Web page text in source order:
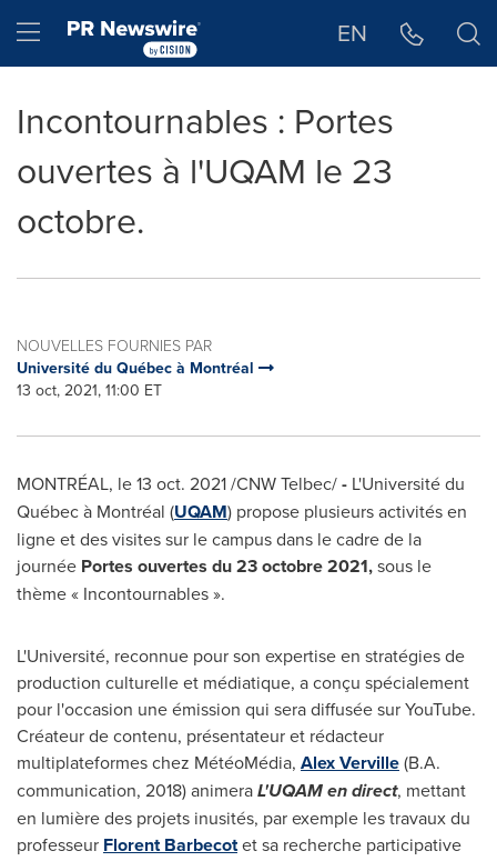
Hamburger menu EN
Incontournables : Portes
ouvertes à l'UQAM le 23
octobre.
NOUVELLES FOURNIES PAR
Université du Québec à Montréal
13 oct, 2021, 11:00 ET
MONTRÉAL, le13 oct. 2021/CNW Telbec/- L'Université du
Québec à Montréal (UQAM) propose plusieurs activités en
ligne et des visites sur le campus dans le cadre de la
journée Portes ouvertes du 23 octobre 2021,sous le
thème « Incontournables ».
L'Université, reconnue pour son expertise en stratégies de
production culturelle et médiatique, a conçu spécialement
pour l'occasion une émission qui sera diffusée sur YouTube.
Créateur de contenu, présentateur et rédacteur
multiplateformes chez MétéoMédia, Alex Verville(B.A.
communication, 2018) animeraL'UQAM en direct, mettant
en lumière des projets inusités, par exemple les travaux du
professeur Florent Barbecotet sa recherche participative